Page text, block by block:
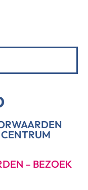
– BEZOEK